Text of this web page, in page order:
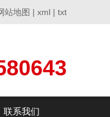
站地图 | xml | txt
联系我们